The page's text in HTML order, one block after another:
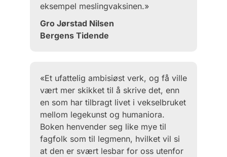
eksempel meslingvaksinen.»
Gro Jørstad Nilsen
Bergens Tidende
«Et ufattelig ambisiøst verk, og få ville
vært mer skikket til å skrive det, enn
en som har tilbragt livet i vekselbruket
mellom legekunst og humaniora.
Boken henvender seg like mye til
fagfolk som til legmenn, hvilket vil si
at den er svært lesbar for oss utenfor